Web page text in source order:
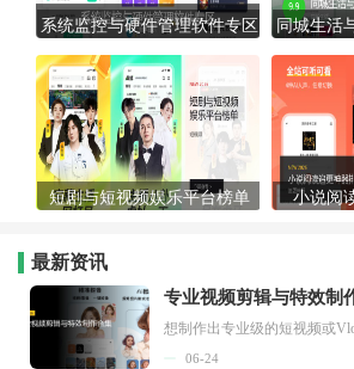
系统监控与硬件管理软件专区 同城生活
短剧与短视频娱乐平台榜单 小说阅
最新资讯
专业视频剪辑与特效制
06-24